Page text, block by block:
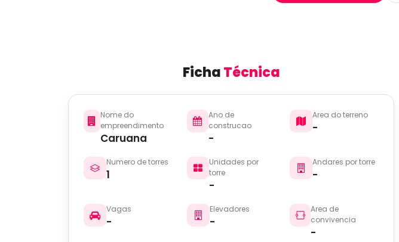
FichaTécnica
Nome do
empreendimento
Caruana
Ano de
construcao
-
Area do terreno
-
Numero de torres
1
Unidades por
torre
-
Andares por torre
-
Vagas
-
Elevadores
-
Area de
convivencia
-